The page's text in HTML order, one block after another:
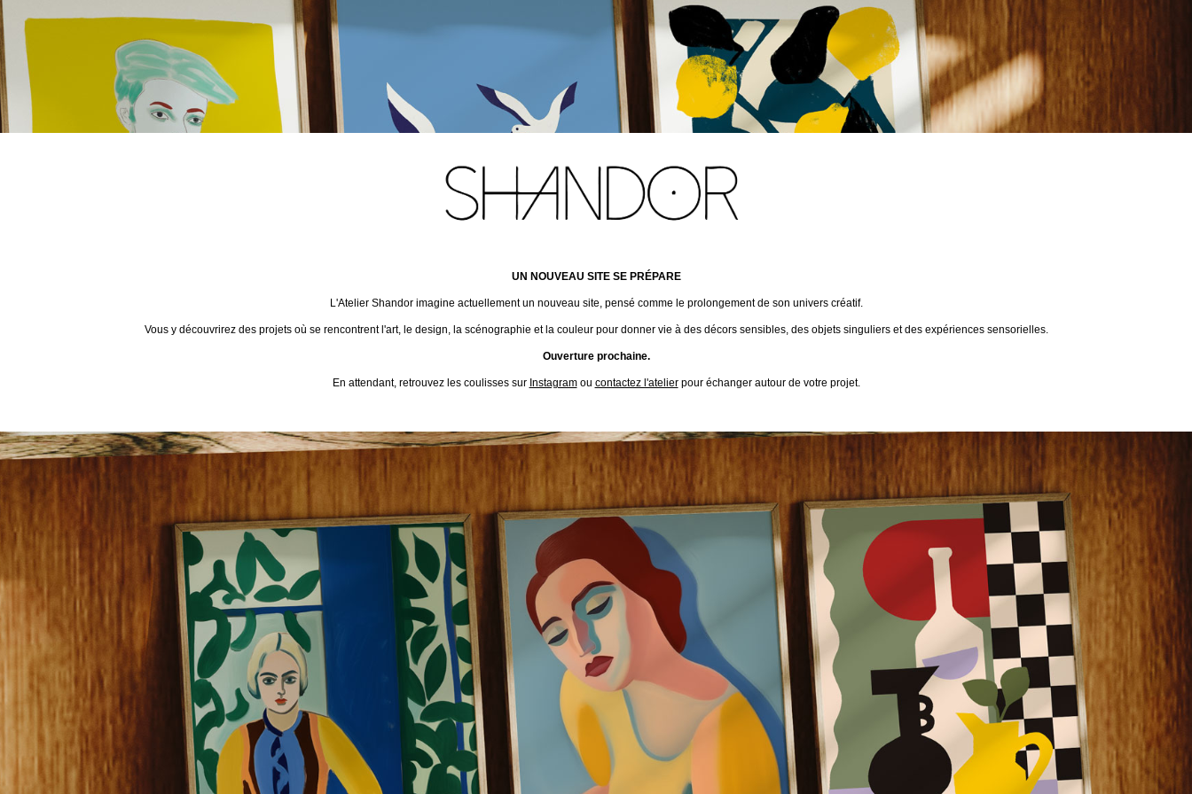
UN NOUVEAU SITE SE PRÉPARE
L'Atelier Shandor imagine actuellement un nouveau site, pensé comme le prolongement de son univers créatif.
Vous y découvrirez des projets où se rencontrent l'art, le design, la scénographie et la couleur pour donner vie à des décors sensibles, des objets singuliers et des expériences sensorielles.
Ouverture prochaine.
En attendant, retrouvez les coulisses sur Instagramou contactez l'atelierpour échanger autour de votre projet.